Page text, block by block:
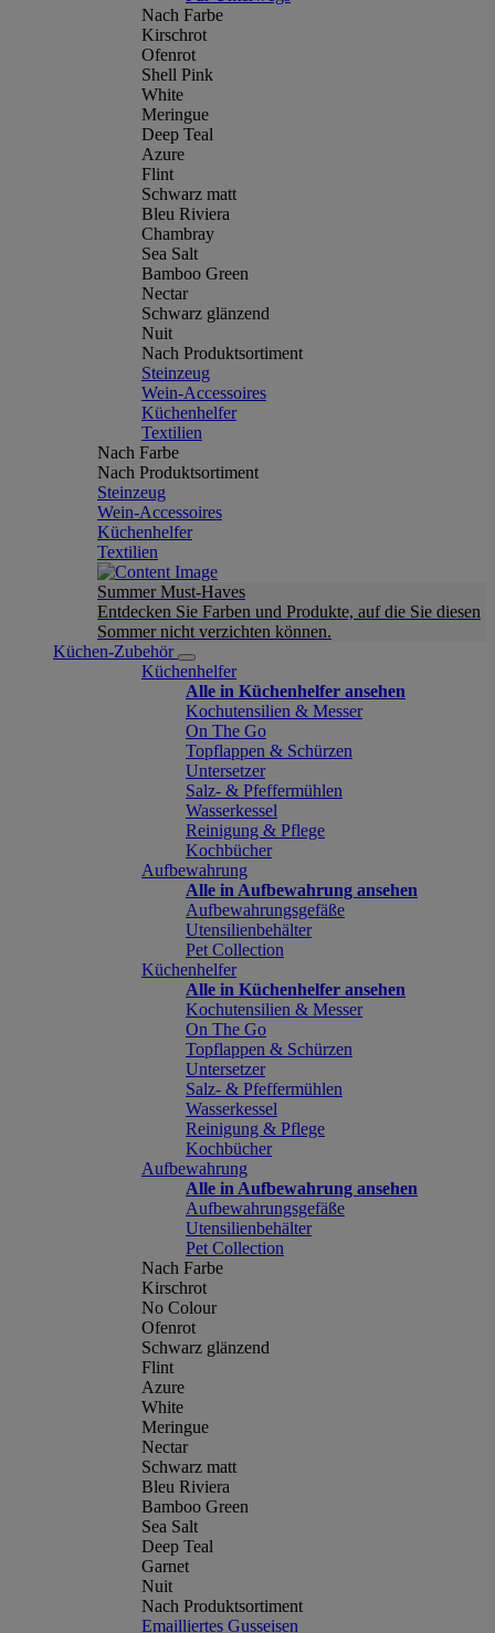
Nach Farbe
Kirschrot
Ofenrot
Shell Pink
White
Meringue
Deep Teal
Azure
Flint
Schwarz matt
Bleu Riviera
Chambray
Sea Salt
Bamboo Green
Nectar
Schwarz glänzend
Nuit
Nach Produktsortiment
Steinzeug
Wein-Accessoires
Küchenhelfer
Textilien
Nach Farbe
Nach Produktsortiment
Steinzeug
Wein-Accessoires
Küchenhelfer
Textilien
Summer Must-Haves
Entdecken Sie Farben und Produkte, auf die Sie diesen
Sommer nicht verzichten können.
Küchen-Zubehör
Küchenhelfer
Alle in Küchenhelfer ansehen
Kochutensilien & Messer
On The Go
Topflappen & Schürzen
Untersetzer
Salz- & Pfeffermühlen
Wasserkessel
Reinigung & Pflege
Kochbücher
Aufbewahrung
Alle in Aufbewahrung ansehen
Aufbewahrungsgefäße
Utensilienbehälter
Pet Collection
Küchenhelfer
Alle in Küchenhelfer ansehen
Kochutensilien & Messer
On The Go
Topflappen & Schürzen
Untersetzer
Salz- & Pfeffermühlen
Wasserkessel
Reinigung & Pflege
Kochbücher
Aufbewahrung
Alle in Aufbewahrung ansehen
Aufbewahrungsgefäße
Utensilienbehälter
Pet Collection
Nach Farbe
Kirschrot
No Colour
Ofenrot
Schwarz glänzend
Flint
Azure
White
Meringue
Nectar
Schwarz matt
Bleu Riviera
Bamboo Green
Sea Salt
Deep Teal
Garnet
Nuit
Nach Produktsortiment
Emailliertes Gusseisen